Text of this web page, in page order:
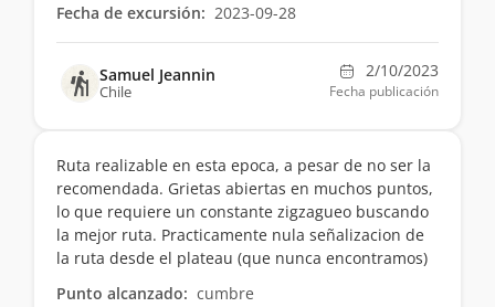
Fecha de excursión: 2023-09-28
Samuel Jeannin
Chile
2/10/2023
Fecha publicación
Ruta realizable en esta epoca, a pesar de no ser la
recomendada. Grietas abiertas en muchos puntos,
lo que requiere un constante zigzagueo buscando
la mejor ruta. Practicamente nula señalizacion de
la ruta desde el plateau (que nunca encontramos)
Punto alcanzado: cumbre